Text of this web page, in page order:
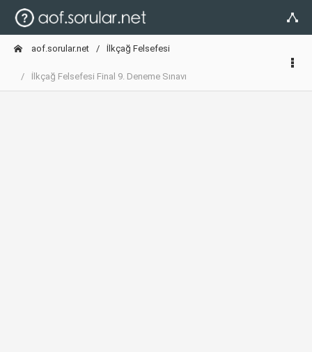
aof.sorular.net İlkçağ Felsefesi
İlkçağ Felsefesi Final 9. Deneme Sınavı